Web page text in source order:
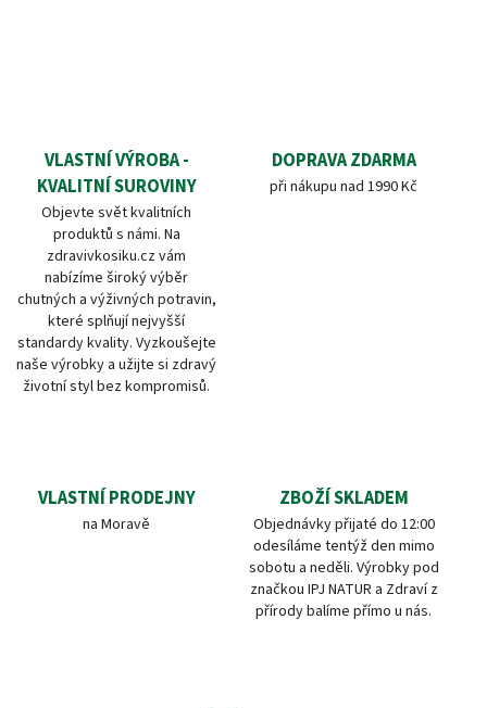
VLASTNÍ VÝROBA -
KVALITNÍ SUROVINY
Objevte svět kvalitních
produktů s námi. Na
zdravivkosiku.cz vám
nabízíme široký výběr
chutných a výživných potravin,
které splňují nejvyšší
standardy kvality. Vyzkoušejte
naše výrobky a užijte si zdravý
životní styl bez kompromisů.
DOPRAVA ZDARMA
při nákupu nad 1990 Kč
VLASTNÍ PRODEJNY
na Moravě
ZBOŽÍ SKLADEM
Objednávky přijaté do 12:00
odesíláme tentýž den mimo
sobotu a neděli. Výrobky pod
značkou IPJ NATUR a Zdraví z
přírody balíme přímo u nás.